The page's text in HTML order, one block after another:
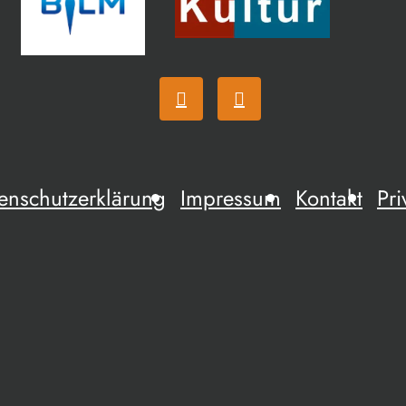
Impressum Kontakt